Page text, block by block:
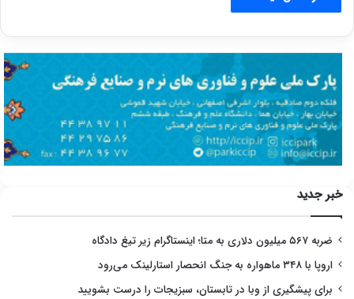
خبر جدید
ضربه ۵۶۷ میلیون دلاری به متا؛ اینستاگرام زیر تیغ دادگاه
اروپا با ۳۴۸ ماهواره به جنگ انحصار استارلینک می‌رود
برای پیشگیری از وبا در تابستان، سبزیجات را درست بشویید